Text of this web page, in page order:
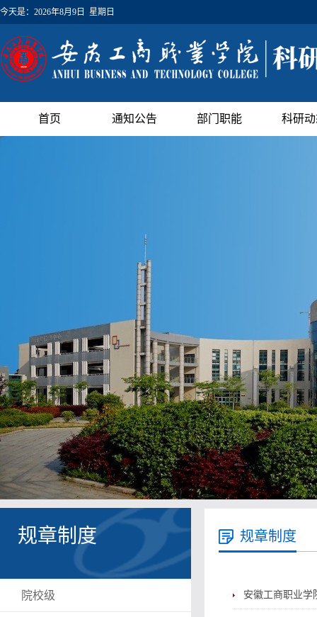
今天是： 2026年8月9日 星期日
首页 通知公告 部门职能 科研
规章制度
院校级
规章制度
安徽工商职业学